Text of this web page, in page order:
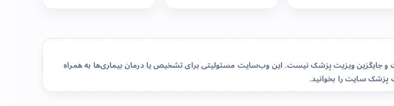
جایگزین ویزیت پزشک نیست. این وب‌سایت مسئولیتی برای تشخیص یا درمان بیماری‌ها به همراه
پزشک سایترا بخوانید.